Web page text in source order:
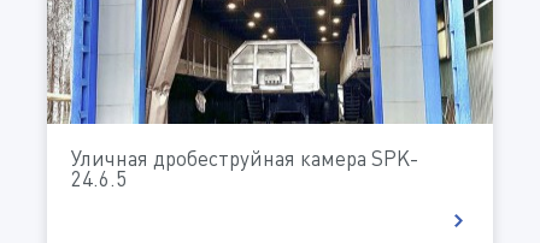
Обработка:
Желаемые габаритные размеры кабины (в мм)
ДхШхВ:
Тип кабины:
НАЛИЧИЕ РАЗДЕЛИТЕЛЬНОЙ ПЕРЕГОРОДКИ
Комментарий
ДАЮ СОГЛАСИЕ НА ОБРАБОТКУ МОИХ
ПЕРСОНАЛЬНЫХ ДАННЫХ В СООТВЕТСТВИИ С
Уличная дробеструйная камера SPK-
24.6.5